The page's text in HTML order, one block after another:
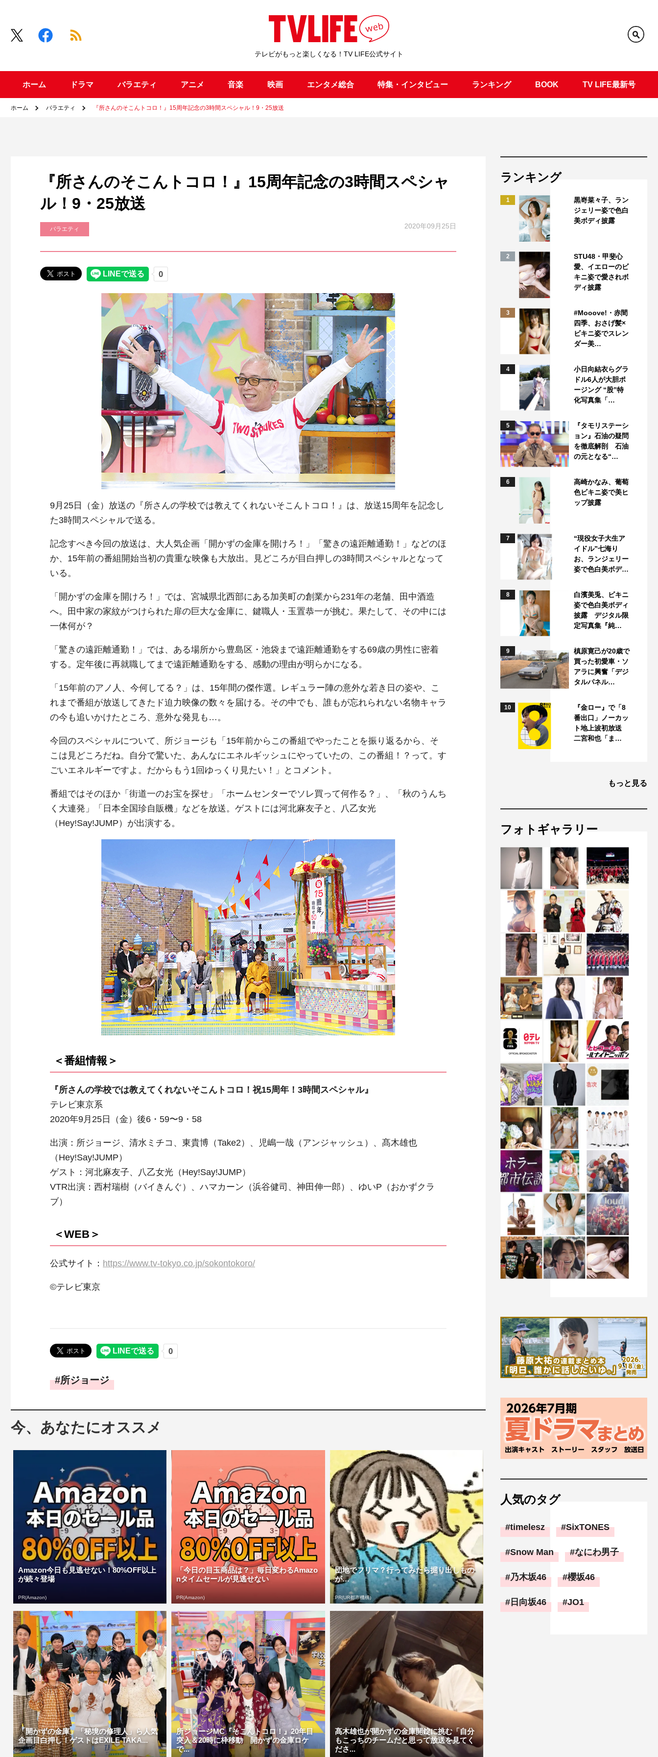
テレビがもっと楽しくなる！TV LIFE公式サイト
ホーム ドラマ バラエティ アニメ 音楽 映画 エンタメ総合 特集・インタビュー ランキング BOOK TV LIFE最新号
ホーム バラエティ 『所さんのそこんトコロ！』15周年記念の3時間スペシャル！9・25放送
『所さんのそこんトコロ！』15周年記念の3時間スペシャ
ル！9・25放送
バラエティ 2020年09月25日
9月25日（金）放送の『所さんの学校では教えてくれないそこんトコロ！』は、放送15周年を記念し
た3時間スペシャルで送る。
記念すべき今回の放送は、大人気企画「開かずの金庫を開けろ！」「驚きの遠距離通勤！」などのほ
か、15年前の番組開始当初の貴重な映像も大放出。見どころが目白押しの3時間スペシャルとなって
いる。
「開かずの金庫を開けろ！」では、宮城県北西部にある加美町の創業から231年の老舗、田中酒造
へ。田中家の家紋がつけられた扉の巨大な金庫に、鍵職人・玉置恭一が挑む。果たして、その中には
一体何が？
「驚きの遠距離通勤！」では、ある場所から豊島区・池袋まで遠距離通勤をする69歳の男性に密着
する。定年後に再就職してまで遠距離通勤をする、感動の理由が明らかになる。
「15年前のアノ人、今何してる？」は、15年間の傑作選。レギュラー陣の意外な若き日の姿や、こ
れまで番組が放送してきたド迫力映像の数々を届ける。その中でも、誰もが忘れられない名物キャラ
の今も追いかけたところ、意外な発見も…。
今回のスペシャルについて、所ジョージも「15年前からこの番組でやったことを振り返るから、そ
こは見どころだね。自分で驚いた、あんなにエネルギッシュにやっていたの、この番組！？って。す
ごいエネルギーですよ。だからもう1回ゆっくり見たい！」とコメント。
番組ではそのほか「街道一のお宝を探せ」「ホームセンターでソレ買って何作る？」、「秋のうんち
く大連発」「日本全国珍自販機」などを放送。ゲストには河北麻友子と、八乙女光
（Hey!Say!JUMP）が出演する。
＜番組情報＞
『所さんの学校では教えてくれないそこんトコロ！祝15周年！3時間スペシャル』
テレビ東京系
2020年9月25日（金）後6・59〜9・58
出演：所ジョージ、清水ミチコ、東貴博（Take2）、児嶋一哉（アンジャッシュ）、髙木雄也
（Hey!Say!JUMP）
ゲスト：河北麻友子、八乙女光（Hey!Say!JUMP）
VTR出演：西村瑞樹（バイきんぐ）、ハマカーン（浜谷健司、神田伸一郎）、ゆいP（おかずクラ
ブ）
＜WEB＞
公式サイト： https://www.tv-tokyo.co.jp/sokontokoro/
©テレビ東京
所ジョージ
今、あなたにオススメ
Amazon今日も見逃せない！80%OFF以上
が続々登場
PR(Amazon)
「今日の目玉商品は？」毎日変わるAmazo
nタイムセールが見逃せない
PR(Amazon)
団地でフリマ？行ってみたら掘り出しもの
が…
PR(UR都市機構)
「開かずの金庫」「秘境の修理人」ら人気
企画目白押し！ゲストはEXILE TAKA...
所ジョージMC『そこんトコロ！』20年目
突入＆20時に枠移動 開かずの金庫ロケ
で...
髙木雄也が開かずの金庫開錠に挑む「自分
もこっちのチームだと思って放送を見てく
ださ...
ランキング
1
黒嵜菜々子、ラン
ジェリー姿で色白
美ボディ披露
2
STU48・甲斐心
愛、イエローのビ
キニ姿で愛されボ
ディ披露
3
#Mooove!・赤間
四季、おさげ髪×
ビキニ姿でスレン
ダー美…
4
小日向結衣らグラ
ドル6人が大胆ポ
ージング “股”特
化写真集「…
5
『タモリステーシ
ョン』石油の疑問
を徹底解剖 石油
の元となる“…
6
高崎かなみ、葡萄
色ビキニ姿で美ヒ
ップ披露
7
“現役女子大生ア
イドル”七海り
お、ランジェリー
姿で色白美ボデ…
8
白濱美兎、ビキニ
姿で色白美ボディ
披露 デジタル限
定写真集『純…
9
槙原寛己が20歳で
買った初愛車・ソ
アラに興奮「デジ
タルパネル…
10
『金ロー』で「8
番出口」ノーカッ
ト地上波初放送
二宮和也「ま…
もっと見る
フォトギャラリー
人気のタグ
timelesz SixTONES
Snow Man なにわ男子
乃木坂46 櫻坂46
日向坂46 JO1